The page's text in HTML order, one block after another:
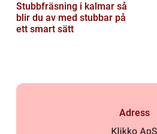
Stubbfräsning i kalmar så
blir du av med stubbar på
ett smart sätt
Adress